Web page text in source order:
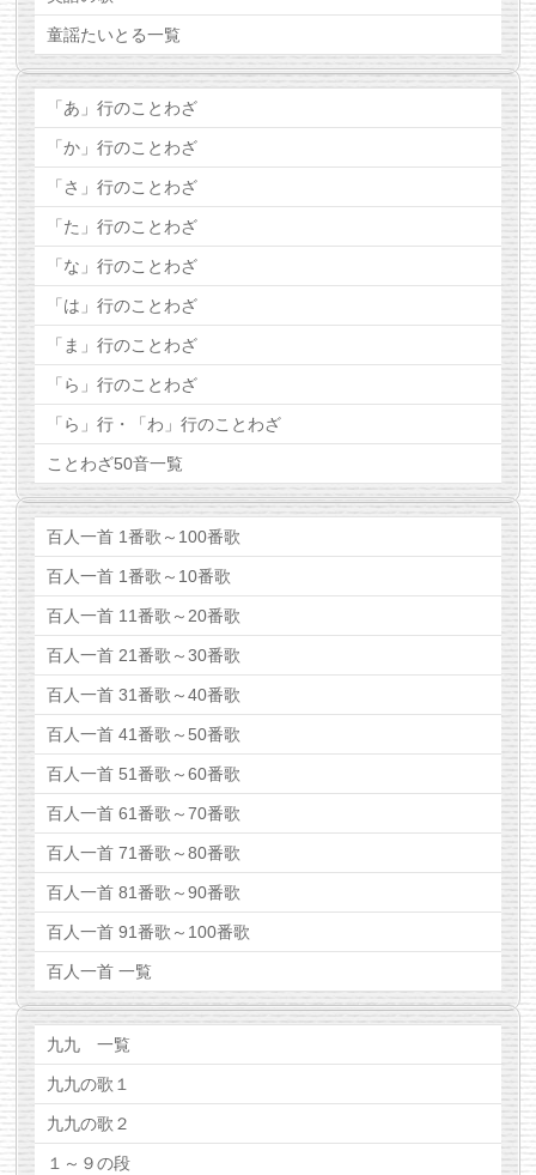
童謡たいとる一覧
「あ」行のことわざ
「か」行のことわざ
「さ」行のことわざ
「た」行のことわざ
「な」行のことわざ
「は」行のことわざ
「ま」行のことわざ
「ら」行のことわざ
「ら」行・「わ」行のことわざ
ことわざ50音一覧
百人一首 1番歌～100番歌
百人一首 1番歌～10番歌
百人一首 11番歌～20番歌
百人一首 21番歌～30番歌
百人一首 31番歌～40番歌
百人一首 41番歌～50番歌
百人一首 51番歌～60番歌
百人一首 61番歌～70番歌
百人一首 71番歌～80番歌
百人一首 81番歌～90番歌
百人一首 91番歌～100番歌
百人一首 一覧
九九 一覧
九九の歌１
九九の歌２
１～９の段